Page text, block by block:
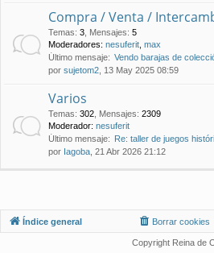
Compra / Venta /
Temas: 3 Mensajes: 5
Moderadores: nesuferit max
Último mensaje: Vendo barajas de
por sujetom2 , 13 May 2025 08:59
Varios
Temas: 302 Mensajes: 2309
Moderador: nesuferit
Último mensaje: Re: taller de juegos
por Iagoba , 21 Abr 2026 21:12
Índice general Borrar cookies
Copyright Reina de